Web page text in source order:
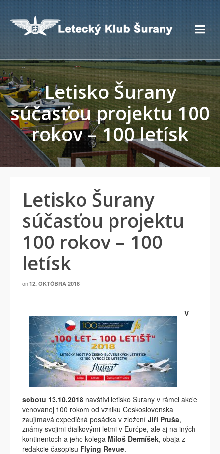
Letisko Šurany
súčasťou projektu 100
rokov – 100 letísk
Letisko Šurany
súčasťou projektu
100 rokov – 100
letísk
on 12. OKTÓBRA 2018
V
sobotu 13.10.2018 navštívi letisko Šurany v rámci akcie
venovanej 100 rokom od vzniku Československa
zaujímavá expedičná posádka v zložení Jiří Pruša,
známy svojimi diaľkovými letmi v Európe, ale aj na iných
kontinentoch a jeho kolega Miloš Dermíšek, obaja z
redakcie časopisu Flying Revue.